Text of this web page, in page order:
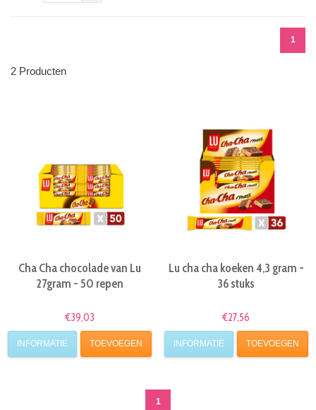
1
2 Producten
Cha Cha chocolade van Lu
27gram - 50 repen
€39,03
INFORMATIE TOEVOEGEN
Lu cha cha koeken 4,3 gram -
36 stuks
€27,56
INFORMATIE TOEVOEGEN
1